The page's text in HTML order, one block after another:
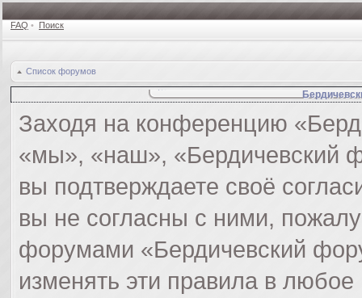
FAQ • Поиск
Список форумов
Заходя на конференцию
«мы», «наш», «Бердичевский
вы подтверждаете своё
вы не согласны с ними,
форумами «Бердичевский
изменять эти правила в